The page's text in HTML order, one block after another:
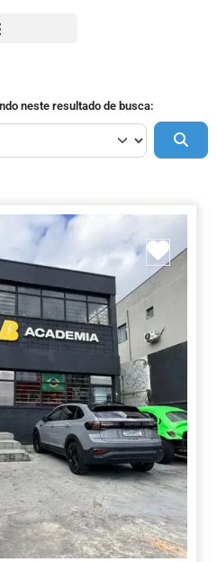
neste resultado de busca: